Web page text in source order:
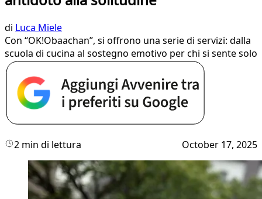
di Luca Miele
Con “OK!Obaachan”, si offrono una serie di servizi: dalla
scuola di cucina al sostegno emotivo per chi si sente solo
2 min di lettura October 17, 2025